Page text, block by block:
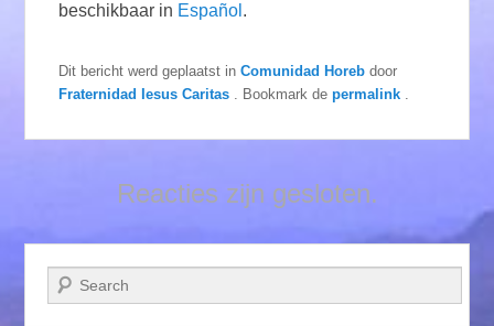
beschikbaar in Español .
Dit bericht werd geplaatst inComunidad Horeb door
Fraternidad Iesus Caritas
. Bookmark depermalink
Reacties zijn gesloten.
Zoeken